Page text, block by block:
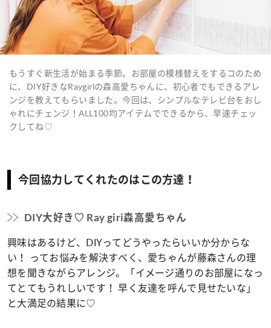
もうすぐ新生活が始まる季節。お部屋の模様替えをするコのため
に、DIY好きなRaygirlの森高愛ちゃんに、初心者でもできるアレ
ンジを教えてもらいました。今回は、シンプルなテレビ台をおし
ゃれにチェンジ！ALL100均アイテムでできるから、早速チェッ
クしてね♡
今回協力してくれたのはこの方達！
DIY大好き♡ Ray giri森高愛ちゃん
興味はあるけど、DIYってどうやったらいいか分からな
い！ ってお悩みを解決すべく、愛ちゃんが藤森さんの理
想を聞きながらアレンジ。「イメージ通りのお部屋になっ
てとてもうれしいです！ 早く友達を呼んで見せたいな」
と大満足の結果に♡